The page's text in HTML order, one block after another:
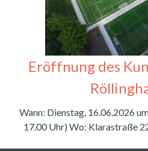
Eröffnung des
Wann: Dienstag, 16.06.2026
17.00 Uhr) Wo: Klarastraße